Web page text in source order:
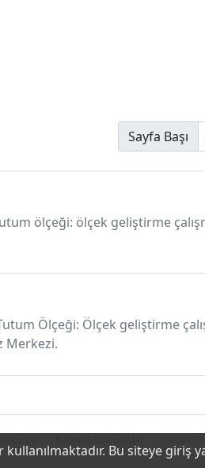
Sayfa Başı
ölçeği: ölçek geliştirme
Ölçeği: Ölçek geliştirme
Merkezi.
Bu siteye giriş